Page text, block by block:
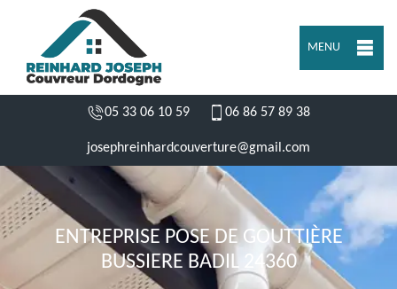
MENU
05 33 06 10 59 06 86 57 89 38
josephreinhardcouverture@gmail.com
ENTREPRISE POSE DE GOUTTIÈRE
BUSSIERE BADIL 24360